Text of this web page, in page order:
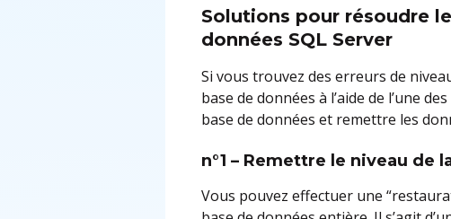
Solutions pour résoudre
données SQL Server
Si vous trouvez des erreurs de
base de données à l’aide de l’une
base de données et remettre les
n°1 – Remettre le niveau de
Vous pouvez effectuer une